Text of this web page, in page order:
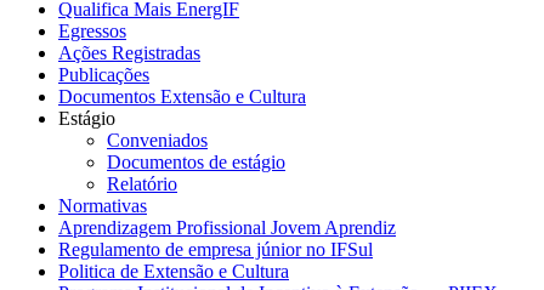
Qualifica Mais EnergIF
Egressos
Ações Registradas
Publicações
Documentos Extensão e Cultura
Estágio
Conveniados
Documentos de estágio
Relatório
Normativas
Aprendizagem Profissional Jovem Aprendiz
Regulamento de empresa júnior no IFSul
Politica de Extensão e Cultura